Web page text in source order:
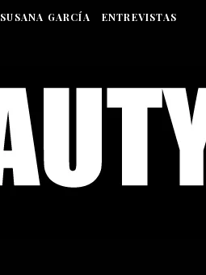
SUSANA GARCÍA ENTREVISTAS